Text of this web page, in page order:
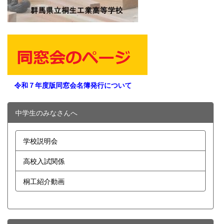
令和７年度版同窓会名簿発行について
中学生のみなさんへ
学校説明会
高校入試関係
桐工紹介動画